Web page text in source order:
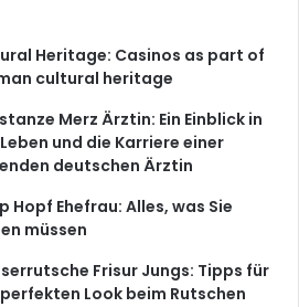
Heritage: Casinos as part of
cultural heritage
Merz Ärztin: Ein Einblick in
und die Karriere einer
deutschen Ärztin
Hopf Ehefrau: Alles, was Sie
müssen
Frisur Jungs: Tipps für
Look beim Rutschen